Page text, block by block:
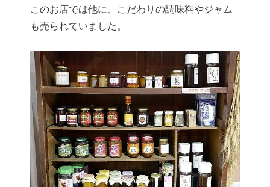
このお店では他に、こだわりの調味料やジャム
も売られていました。